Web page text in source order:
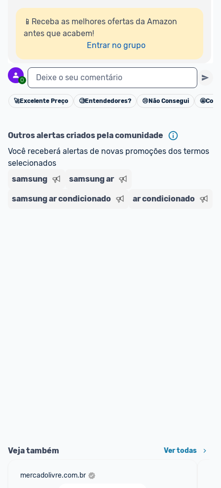
📱Receba as melhores ofertas da Amazon
antes que acabem!
Entrar no grupo
0 Deixe o seu comentário
Cancelar
🚀Excelente Preço 🧐Entendedores? 😢 Não Consegui 🤩
Outros alertas criados pela comunidade
Você receberá alertas de novas promoções dos termos
selecionados
samsung
samsung ar
samsung ar condicionado ar condicionado
Veja também Ver todas
mercadolivre.com.br